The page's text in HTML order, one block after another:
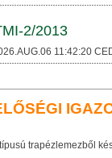
2/2013
11:42:20
trapézlemezből